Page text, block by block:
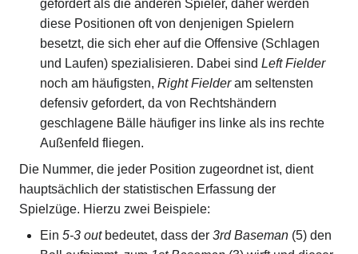
gefordert als die anderen Spieler, daher werden
diese Positionen oft von denjenigen Spielern
besetzt, die sich eher auf die Offensive (Schlagen
und Laufen) spezialisieren. Dabei sind Left Fielder
noch am häufigsten, Right Fielderam seltensten
defensiv gefordert, da von Rechtshändern
geschlagene Bälle häufiger ins linke als ins rechte
Außenfeld fliegen.
Die Nummer, die jeder Position zugeordnet ist, dient
hauptsächlich der statistischen Erfassung der
Spielzüge. Hierzu zwei Beispiele:
Ein 5-3 outbedeutet, dass der 3rd Baseman(5) den